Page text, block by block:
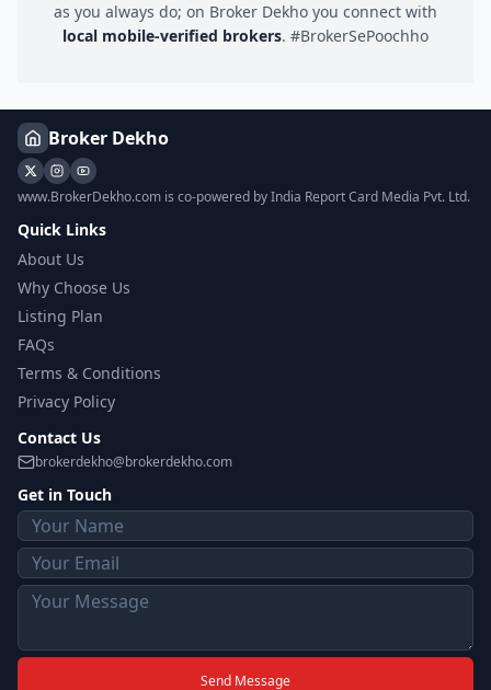
as you always do; on Broker Dekho you connect with
local mobile-verified brokers. #BrokerSePoochho
Broker Dekho
www.BrokerDekho.com is co-powered by India Report Card Media Pvt. Ltd.
Quick Links
About Us
Why Choose Us
Listing Plan
FAQs
Terms & Conditions
Privacy Policy
Contact Us
brokerdekho@brokerdekho.com
Get in Touch
Send Message